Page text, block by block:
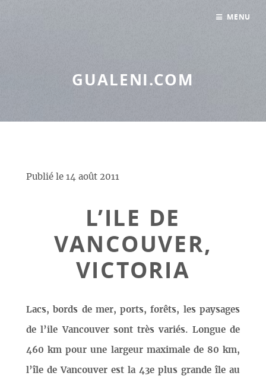
GUALENI.COM
Publié le 14 août 2011
L’ILE DE
VANCOUVER,
VICTORIA
Lacs, bords de mer, ports, forêts, les paysages
de l’ile Vancouver sont très variés. Longue de
460 km pour une largeur maximale de 80 km,
l’île de Vancouver est la 43e plus grande île au
MENU